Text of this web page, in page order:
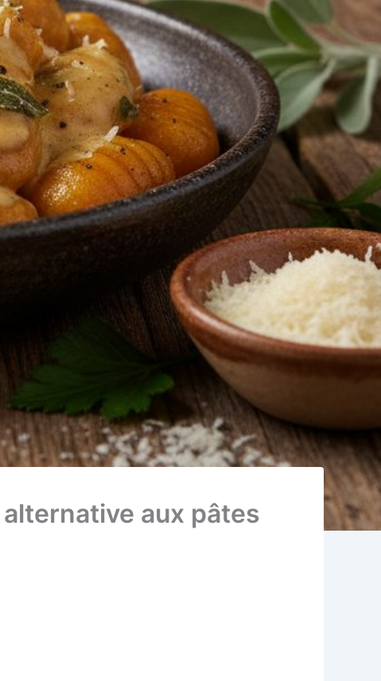
aux pâtes